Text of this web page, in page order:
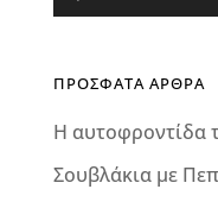
ΠΡΟΣΦΑΤΑ ΑΡΘΡΑ
Η αυτοφροντίδα
Σουβλάκια με